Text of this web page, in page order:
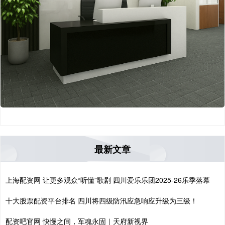
最新文章
上海配资网 让更多观众“听懂”歌剧 四川爱乐乐团2025-26乐季落幕
十大股票配资平台排名 四川将四级防汛应急响应升级为三级！
配资吧官网 快慢之间，军魂永固｜天府新视界